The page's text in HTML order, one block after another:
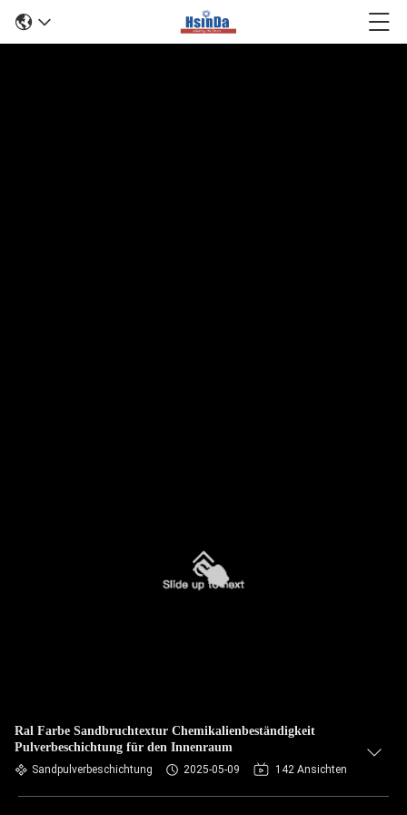
Ral Farbe Sandbruchtextur Chemikalienbeständigkeit
Pulverbeschichtung für den Innenraum
Sandpulverbeschichtung 2025-05-09 142 Ansichten